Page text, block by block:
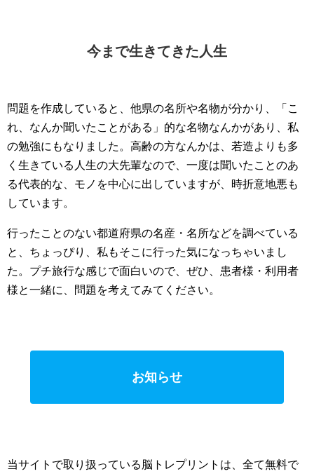
今まで生きてきた人生
問題を作成していると、他県の名所や名物が分かり、「こ
れ、なんか聞いたことがある」的な名物なんかがあり、私
の勉強にもなりました。高齢の方なんかは、若造よりも多
く生きている人生の大先輩なので、一度は聞いたことのあ
る代表的な、モノを中心に出していますが、時折意地悪も
しています。
行ったことのない都道府県の名産・名所などを調べている
と、ちょっぴり、私もそこに行った気になっちゃいまし
た。プチ旅行な感じで面白いので、ぜひ、患者様・利用者
様と一緒に、問題を考えてみてください。
お知らせ
当サイトで取り扱っている脳トレプリントは、全て無料で